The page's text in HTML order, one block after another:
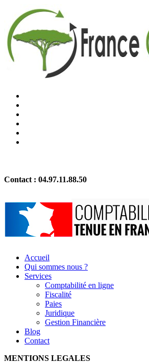
Contact : 04.97.11.88.50
Accueil
Qui sommes nous ?
Services
Comptabilité en ligne
Fiscalité
Paies
Juridique
Gestion Financière
Blog
Contact
MENTIONS LEGALES